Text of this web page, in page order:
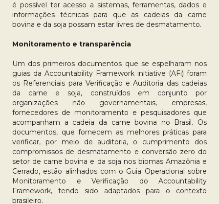
é possível ter acesso a sistemas, ferramentas, dados e
informações técnicas para que as cadeias da carne
bovina e da soja possam estar livres de desmatamento.
Monitoramento e transparência
Um dos primeiros documentos que se espelharam nos
guias da Accountability Framework initiative (AFi) foram
os Referenciais para Verificação e Auditoria das cadeias
da carne e soja, construídos em conjunto por
organizações não governamentais, empresas,
fornecedores de monitoramento e pesquisadores que
acompanham a cadeia da carne bovina no Brasil. Os
documentos, que fornecem as melhores práticas para
verificar, por meio de auditoria, o cumprimento dos
compromissos de desmatamento e conversão zero do
setor de carne bovina e da soja nos biomas Amazônia e
Cerrado, estão alinhados com o Guia Operacional sobre
Monitoramento e Verificação do Accountability
Framework, tendo sido adaptados para o contexto
brasileiro.